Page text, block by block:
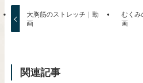
大胸筋のストレッチ｜動
画
むくみ
画
関連記事